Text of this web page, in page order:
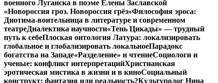
военного Луганска в поэме Елены Заславской
«Новороссия гроз. Новороссия грёз»Философия эроса:
Диотима-воительница в литературе и современном
театреДиалектика научности«Тень Цикады» — трудный
путь к себеПлоская онтология Латура: локализировать
глобальное и глобализировать локальноеПарадокс
богатства на Западе«Разделение» и чтениеСоциологи и
ученые: конфликт интерпретацийХристианская
эротическая мистика в жизни и в киноСоциальный
конструкт: фантазия или реальность?Культуролог Нина